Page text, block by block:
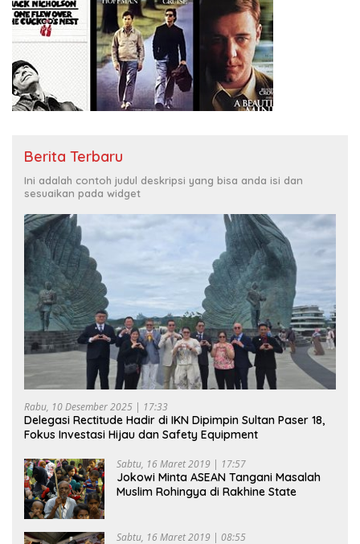
Berita Terbaru
Ini adalah contoh judul deskripsi yang bisa anda isi dan
sesuaikan pada widget
Rabu, 10 Desember 2025 | 17:33
Delegasi Rectitude Hadir di IKN Dipimpin Sultan Paser 18,
Fokus Investasi Hijau dan Safety Equipment
Sabtu, 16 Maret 2019 | 17:57
Jokowi Minta ASEAN Tangani Masalah
Muslim Rohingya di Rakhine State
Sabtu, 16 Maret 2019 | 08:55